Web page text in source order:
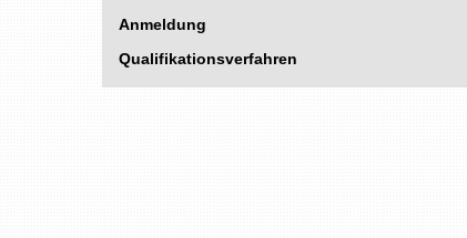
Anmeldung
Qualifikationsverfahren